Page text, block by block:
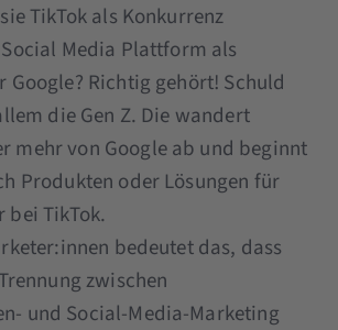
TikTok als Konkurrenz
Media Plattform als
Google? Richtig gehört! Schuld
die Gen Z. Die wandert
mehr von Google ab und beginnt
Produkten oder Lösungen für
bei TikTok.
bedeutet das, dass
zwischen
und Social-Media-Marketing